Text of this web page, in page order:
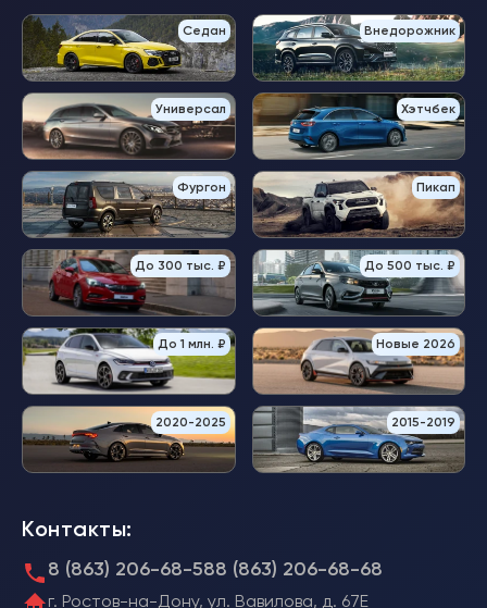
Седан Внедорожник
Универсал Хэтчбек
Фургон Пикап
До 300 тыс. ₽ До 500 тыс. ₽
До 1 млн. ₽ Новые 2026
2020-2025 2015-2019
Контакты:
8 (863) 206-68-588 (863) 206-68-68
г. Ростов-на-Дону, ул. Вавилова, д. 67Е